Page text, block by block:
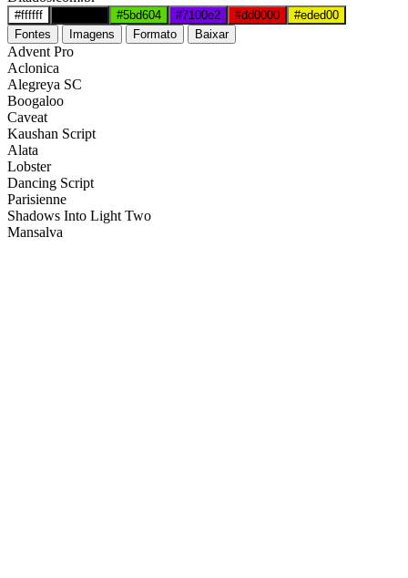
#ffffff #5bd604 #7100e2 #dd0000
#eded00
Fontes
Imagens Formato Baixar
Advent Pro
Aclonica
Alegreya SC
Boogaloo
Caveat
Kaushan Script
Alata
Lobster
Dancing Script
Parisienne
Shadows Into Light Two
Mansalva